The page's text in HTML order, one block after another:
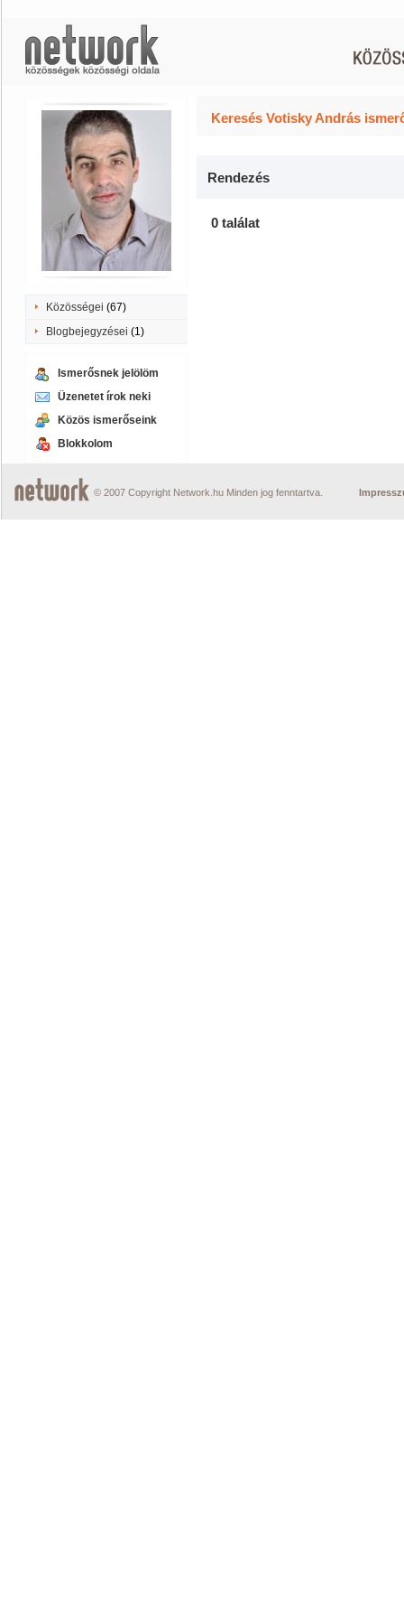
Közösségei (67)
Blogbejegyzései (1)
Ismerősnek jelölöm
Üzenetet írok neki
Közös ismerőseink
Blokkolom
Keresés Votisky András
Rendezés
0 találat
© 2007 Copyright Network.hu Minden jog fenntartva.